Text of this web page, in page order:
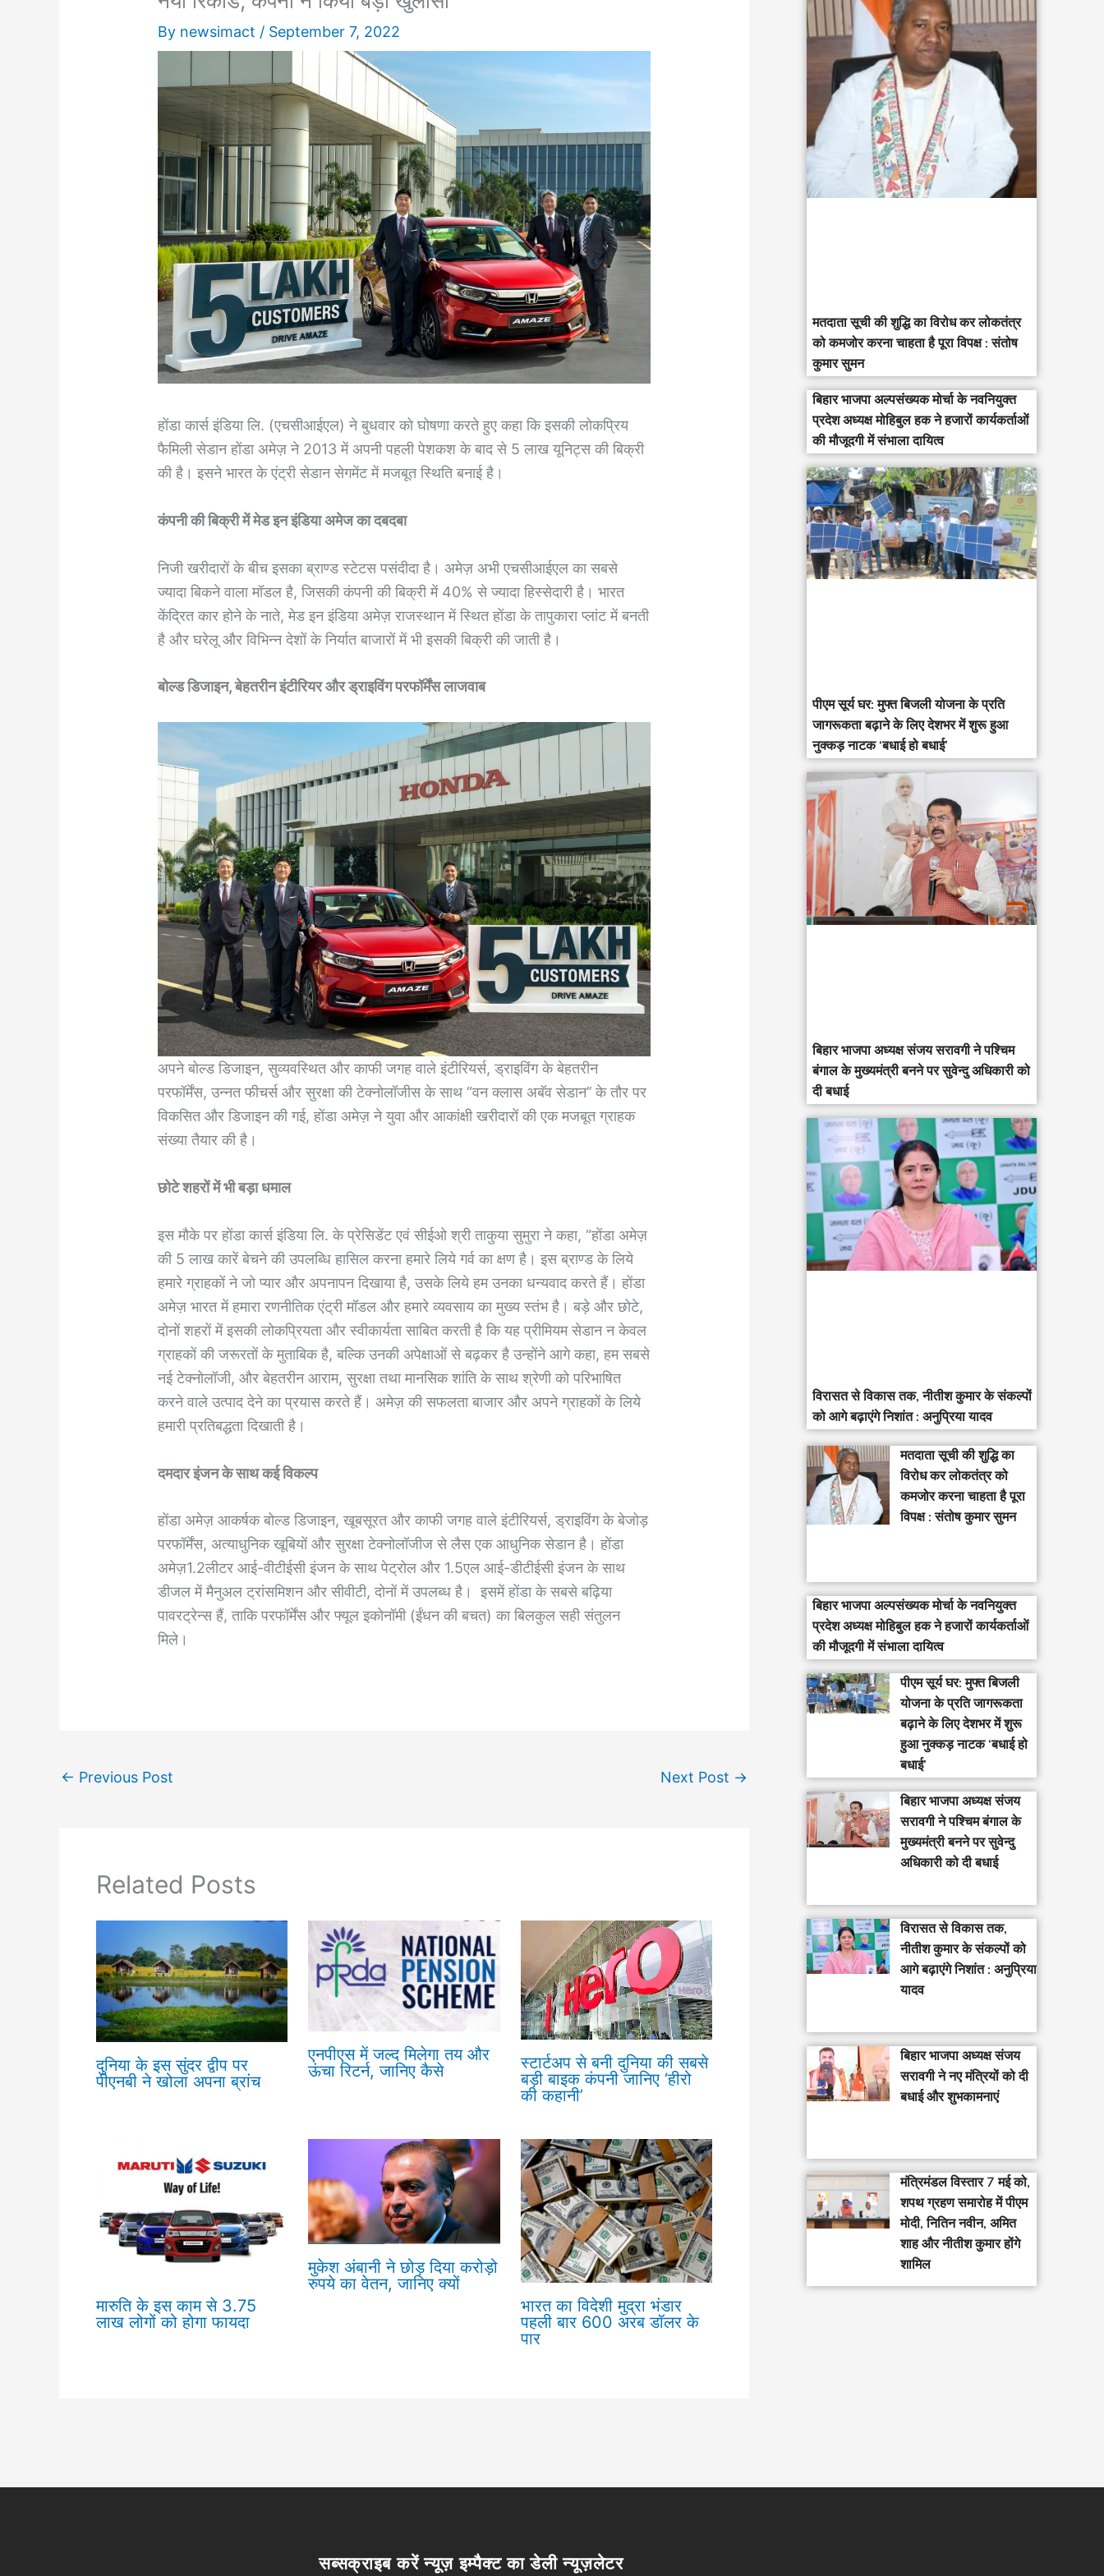
By newsimact / September 7, 2022
होंडा कार्स इंडिया लि. (एचसीआईएल) ने बुधवार को घोषणा करते हुए कहा कि इसकी लोकप्रिय
फैमिली सेडान होंडा अमेज़ ने 2013 में अपनी पहली पेशकश के बाद से 5 लाख यूनिट्स की बिक्री
की है। इसने भारत के एंट्री सेडान सेगमेंट में मजबूत स्थिति बनाई है।
कंपनी की बिक्री में मेड इन इंडिया अमेज का दबदबा
निजी खरीदारों के बीच इसका ब्राण्‍ड स्‍टेटस पसंदीदा है। अमेज़ अभी एचसीआईएल का सबसे
ज्‍यादा बिकने वाला मॉडल है, जिसकी कंपनी की बिक्री में 40% से ज्‍यादा हिस्‍सेदारी है। भारत
केंद्रित कार होने के नाते, मेड इन इंडिया अमेज़ राजस्‍थान में स्थित होंडा के तापुकारा प्‍लांट में बनती
है और घरेलू और विभिन्‍न देशों के निर्यात बाजारों में भी इसकी बिक्री की जाती है।
बोल्ड डिजाइन, बेहतरीन इंटीरियर और ड्राइविंग परफॉर्मेंस लाजवाब
अपने बोल्‍ड डिजाइन, सुव्‍यवस्थित और काफी जगह वाले इंटीरियर्स, ड्राइविंग के बेहतरीन
परफॉर्मेंस, उन्‍नत फीचर्स और सुरक्षा की टेक्‍नोलॉजीस के साथ “वन क्‍लास अबॅव सेडान’’ के तौर पर
विकसित और डिजाइन की गई, होंडा अमेज़ ने युवा और आकांक्षी खरीदारों की एक मजबूत ग्राहक
संख्‍या तैयार की है।
छोटे शहरों में भी बड़ा धमाल
इस मौके पर होंडा कार्स इंडिया लि. के प्रेसिडेंट एवं सीईओ श्री ताकुया सुमुरा ने कहा, “होंडा अमेज़
की 5 लाख कारें बेचने की उपलब्धि हासिल करना हमारे लिये गर्व का क्षण है। इस ब्राण्‍ड के लिये
हमारे ग्राहकों ने जो प्‍यार और अपनापन दिखाया है, उसके लिये हम उनका धन्‍यवाद करते हैं। होंडा
अमेज़ भारत में हमारा रणनीतिक एंट्री मॉडल और हमारे व्‍यवसाय का मुख्‍य स्‍तंभ है। बड़े और छोटे,
दोनों शहरों में इसकी लोकप्रियता और स्‍वीकार्यता साबित करती है कि यह प्रीमियम सेडान न केवल
ग्राहकों की जरूरतों के मुताबिक है, बल्कि उनकी अपेक्षाओं से बढ़कर है उन्‍होंने आगे कहा, हम सबसे
नई टेक्‍नोलॉजी, और बेहतरीन आराम, सुरक्षा तथा मानसिक शांति के साथ श्रेणी को परिभाषित
करने वाले उत्‍पाद देने का प्रयास करते हैं। अमेज़ की सफलता बाजार और अपने ग्राहकों के लिये
हमारी प्रतिबद्धता दिखाती है।
दमदार इंजन के साथ कई विकल्प
होंडा अमेज़ आकर्षक बोल्‍ड डिजाइन, खूबसूरत और काफी जगह वाले इंटीरियर्स, ड्राइविंग के बेजोड़
परफॉर्मेंस, अत्‍याधुनिक खूबियों और सुरक्षा टेक्‍नोलॉजीज से लैस एक आधुनिक सेडान है। होंडा
अमेज़1.2लीटर आई-वीटीईसी इंजन के साथ पेट्रोल और 1.5एल आई-डीटीईसी इंजन के साथ
डीजल में मैनुअल ट्रांसमिशन और सीवीटी, दोनों में उपलब्‍ध है। इसमें होंडा के सबसे बढ़िया
पावरट्रेन्‍स हैं, ताकि परफॉर्मेंस और फ्यूल इकोनॉमी (ईंधन की बचत) का बिलकुल सही संतुलन
मिले।
← Previous Post Next Post →
Related Posts
दुनिया के इस सुंदर द्वीप पर
पीएनबी ने खोला अपना ब्रांच
एनपीएस में जल्द मिलेगा तय और
ऊंचा रिटर्न, जानिए कैसे
स्टार्टअप से बनी दुनिया की सबसे
बड़ी बाइक कंपनी जानिए ‘हीरो
की कहानी’
मारुति के इस काम से 3.75
लाख लोगों को होगा फायदा
मुकेश अंबानी ने छोड़ दिया करोड़ो
रुपये का वेतन, जानिए क्यों
भारत का विदेशी मुद्रा भंडार
पहली बार 600 अरब डॉलर के
पार
मतदाता सूची की शुद्धि का विरोध कर लोकतंत्र
को कमजोर करना चाहता है पूरा विपक्ष : संतोष
कुमार सुमन
बिहार भाजपा अल्पसंख्यक मोर्चा के नवनियुक्त
प्रदेश अध्यक्ष मोहिबुल हक ने हजारों कार्यकर्ताओं
की मौजूदगी में संभाला दायित्व
पीएम सूर्य घर: मुफ्त बिजली योजना के प्रति
जागरूकता बढ़ाने के लिए देशभर में शुरू हुआ
नुक्कड़ नाटक ‘बधाई हो बधाई’
‎बिहार भाजपा अध्यक्ष संजय सरावगी ने पश्चिम
बंगाल के मुख्यमंत्री बनने पर सुवेन्दु अधिकारी को
दी बधाई
विरासत से विकास तक, नीतीश कुमार के संकल्पों
को आगे बढ़ाएंगे निशांत : अनुप्रिया यादव
मतदाता सूची की शुद्धि का
विरोध कर लोकतंत्र को
कमजोर करना चाहता है पूरा
विपक्ष : संतोष कुमार सुमन
बिहार भाजपा अल्पसंख्यक मोर्चा के नवनियुक्त
प्रदेश अध्यक्ष मोहिबुल हक ने हजारों कार्यकर्ताओं
की मौजूदगी में संभाला दायित्व
पीएम सूर्य घर: मुफ्त बिजली
योजना के प्रति जागरूकता
बढ़ाने के लिए देशभर में शुरू
हुआ नुक्कड़ नाटक ‘बधाई हो
बधाई’
‎बिहार भाजपा अध्यक्ष संजय
सरावगी ने पश्चिम बंगाल के
मुख्यमंत्री बनने पर सुवेन्दु
अधिकारी को दी बधाई
विरासत से विकास तक,
नीतीश कुमार के संकल्पों को
आगे बढ़ाएंगे निशांत : अनुप्रिया
यादव
बिहार भाजपा अध्यक्ष संजय
सरावगी ने नए मंत्रियों को दी
बधाई और शुभकामनाएं
मंत्रिमंडल विस्तार 7 मई को,
शपथ ग्रहण समारोह में पीएम
मोदी, नितिन नवीन, अमित
शाह और नीतीश कुमार होंगे
शामिल
सब्सक्राइब करें न्यूज़ इम्पैक्ट का डेली न्यूज़लेटर